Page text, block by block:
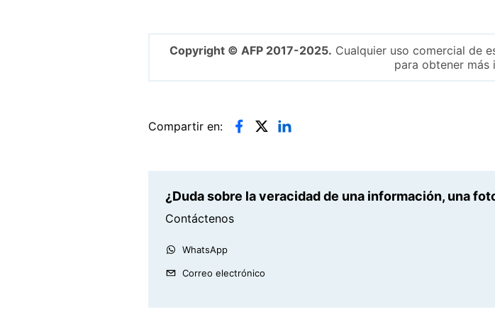
Copyright © AFP 2017-2025. Cualquier uso comercial de
para obtener más
Compartir en:
¿Duda sobre la veracidad de una información, una
Contáctenos
WhatsApp
Correo electrónico